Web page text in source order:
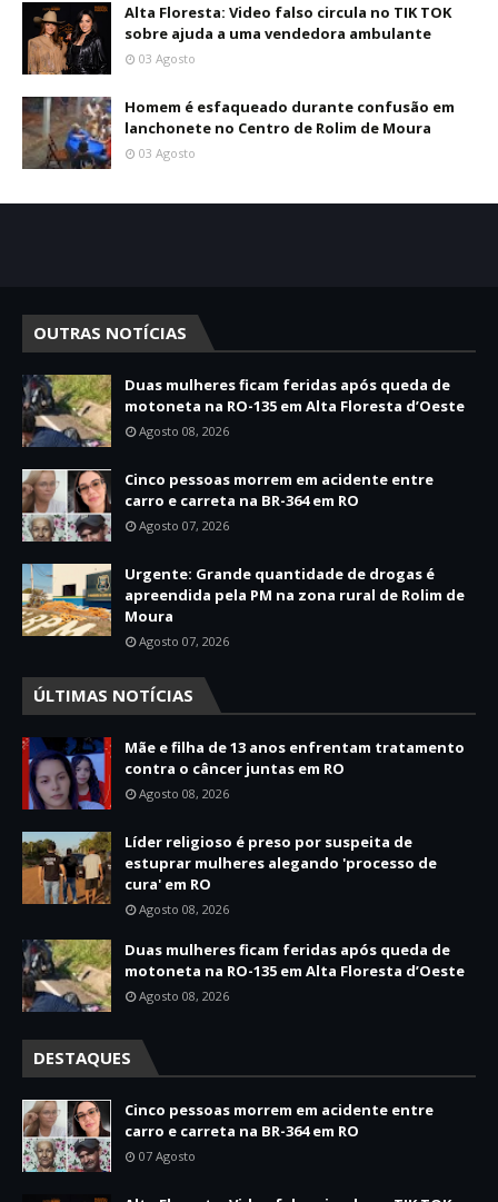
Alta Floresta: Video falso circula no TIK TOK
sobre ajuda a uma vendedora ambulante
03 Agosto
Homem é esfaqueado durante confusão em
lanchonete no Centro de Rolim de Moura
03 Agosto
OUTRAS NOTÍCIAS
Duas mulheres ficam feridas após queda de
motoneta na RO-135 em Alta Floresta d’Oeste
Agosto 08, 2026
Cinco pessoas morrem em acidente entre
carro e carreta na BR-364 em RO
Agosto 07, 2026
Urgente: Grande quantidade de drogas é
apreendida pela PM na zona rural de Rolim de
Moura
Agosto 07, 2026
ÚLTIMAS NOTÍCIAS
Mãe e filha de 13 anos enfrentam tratamento
contra o câncer juntas em RO
Agosto 08, 2026
Líder religioso é preso por suspeita de
estuprar mulheres alegando 'processo de
cura' em RO
Agosto 08, 2026
Duas mulheres ficam feridas após queda de
motoneta na RO-135 em Alta Floresta d’Oeste
Agosto 08, 2026
DESTAQUES
Cinco pessoas morrem em acidente entre
carro e carreta na BR-364 em RO
07 Agosto